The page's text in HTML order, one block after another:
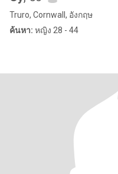
Truro, Cornwall, อังกฤษ
ค้นหา: หญิง 28 - 44